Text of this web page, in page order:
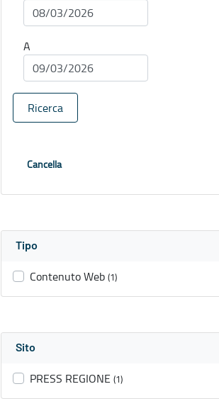
A
Ricerca
Cancella
Tipo
Contenuto Web (1)
Sito
PRESS REGIONE (1)